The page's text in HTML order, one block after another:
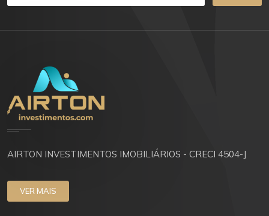
AIRTON INVESTIMENTOS IMOBILIÁRIOS - CRECI 4504-J
VER MAIS